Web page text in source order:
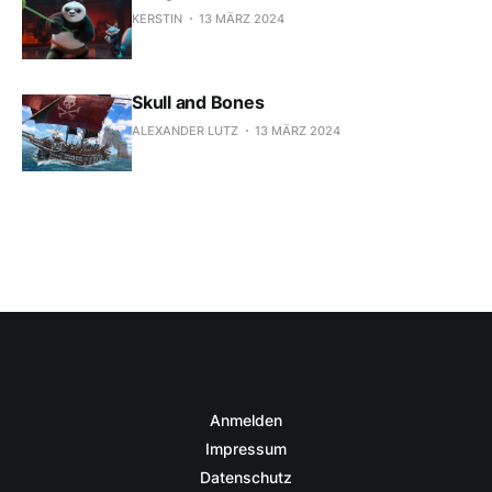
KERSTIN 13 MÄRZ 2024
Skull and Bones
ALEXANDER LUTZ 13 MÄRZ 2024
Anmelden
Impressum
Datenschutz